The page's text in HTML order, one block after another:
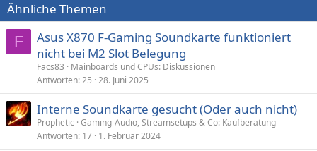
o
n
e
:
Ähnliche Themen
F
Asus X870 F-Gaming Soundkarte funktioniert
nicht bei M2 Slot Belegung
Facs83
Mainboards und CPUs: Diskussionen
Antworten 25 28. Juni 2025
Interne Soundkarte gesucht (Oder auch nicht)
Prophetic Gaming-Audio, Streamsetups & Co: Kaufberatung
Antworten 17 1. Februar 2024